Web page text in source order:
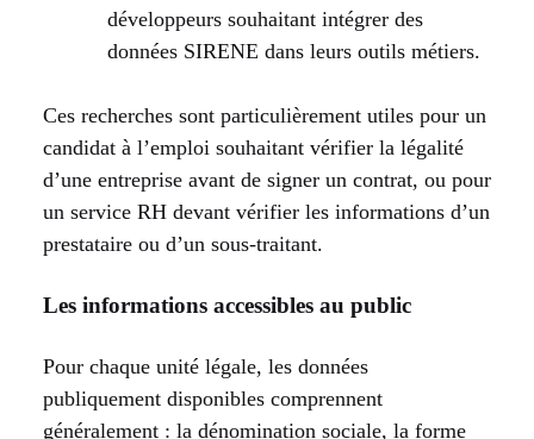
développeurs souhaitant intégrer des
données SIRENE dans leurs outils métiers.
Ces recherches sont particulièrement utiles pour un
candidat à l’emploi souhaitant vérifier la légalité
d’une entreprise avant de signer un contrat, ou pour
un service RH devant vérifier les informations d’un
prestataire ou d’un sous-traitant.
Les informations accessibles au public
Pour chaque unité légale, les données
publiquement disponibles comprennent
généralement : la dénomination sociale, la forme